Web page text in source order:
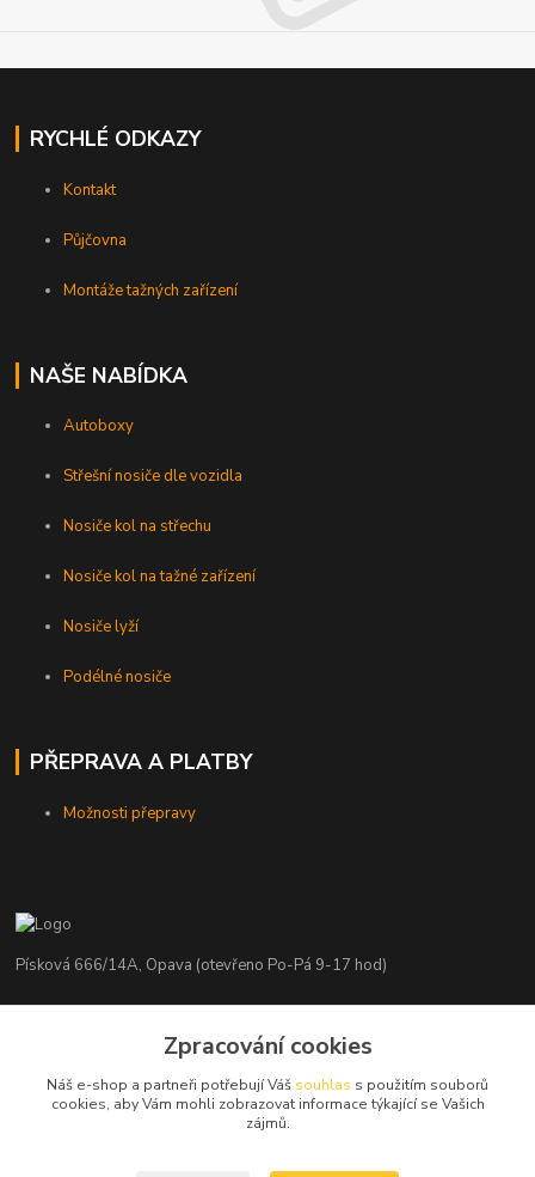
RYCHLÉ ODKAZY
Kontakt
Půjčovna
Montáže tažných zařízení
NAŠE NABÍDKA
Autoboxy
Střešní nosiče dle vozidla
Nosiče kol na střechu
Nosiče kol na tažné zařízení
Nosiče lyží
Podélné nosiče
PŘEPRAVA A PLATBY
Možnosti přepravy
Písková 666/14A, Opava (otevřeno Po-Pá 9-17 hod)
+420 776 839 986
info@nosice.com
Zpracování cookies
Náš e-shop a partneři potřebují Váš souhlas s použitím souborů
cookies, aby Vám mohli zobrazovat informace týkající se Vašich
zájmů.